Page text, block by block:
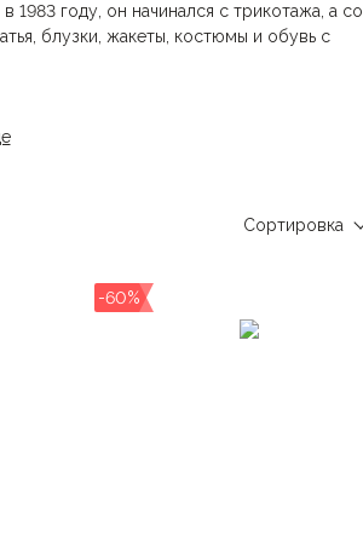
году, он начинался с трикотажа, а со
блузки, жакеты, костюмы и обувь с
делают каждое изделие отражением
одевать женщин в элегантную,
эксклюзивным дистрибьютором
Сортировка
-60%